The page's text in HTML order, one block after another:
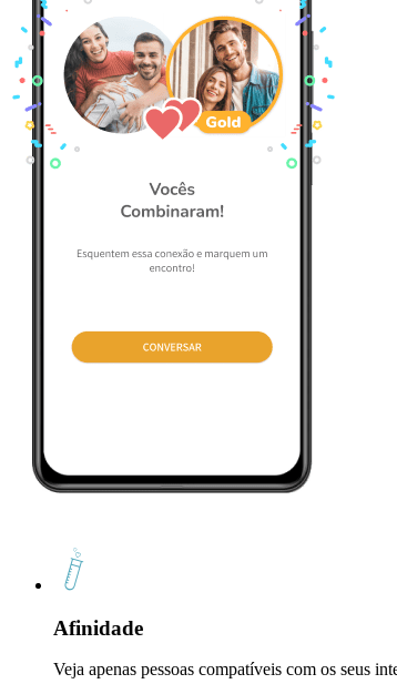
Afinidade
Veja apenas pessoas compatíveis com os seus